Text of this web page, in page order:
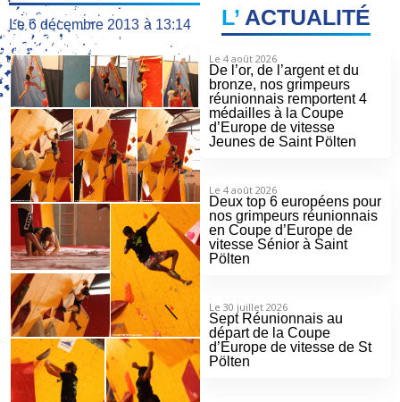
Le 6 décembre 2013 à 13:14 L’ACTUALITÉ
Le 4 août 2026
De l’or, de l’argent et du
bronze, nos grimpeurs
réunionnais remportent 4
médailles à la Coupe
d’Europe de vitesse
Jeunes de Saint Pölten
Le 4 août 2026
Deux top 6 européens pour
nos grimpeurs réunionnais
en Coupe d’Europe de
vitesse Sénior à Saint
Pölten
Le 30 juillet 2026
Sept Réunionnais au
départ de la Coupe
d’Europe de vitesse de St
Pölten